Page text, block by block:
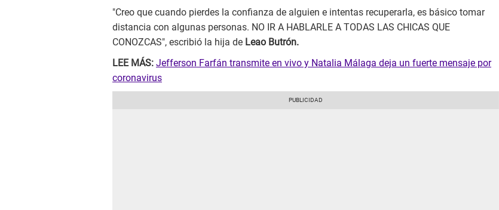
"Creo que cuando pierdes la confianza de alguien e intentas recuperarla, es básico tomar
distancia con algunas personas. NO IR A HABLARLE A TODAS LAS CHICAS QUE
CONOZCAS", escribió la hija de Leao Butrón.
LEE MÁS: Jefferson Farfán transmite en vivo y Natalia Málaga deja un fuerte mensaje por
coronavirus